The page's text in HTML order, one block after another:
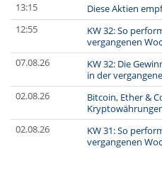
13:15
Diese Aktien
12:55
KW 32: So
vergangenen
07.08.26
KW 32: Die
in der
02.08.26
Bitcoin, Ether &
02.08.26
KW 31: So
vergangenen